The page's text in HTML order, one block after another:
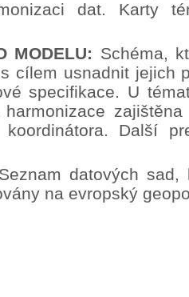
dat. Karty
MODELU: Schéma,
cílem usnadnit jejich
specifikace. U
koordinátora. Další
Seznam datových
na evropský